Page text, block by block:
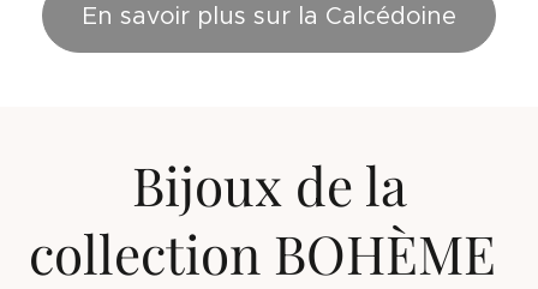
En savoir plus sur la Calcédoine
Bijoux de la
collection BOHÈME